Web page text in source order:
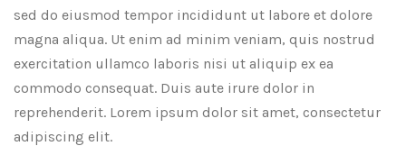
sed do eiusmod tempor incididunt ut labore et dolore
magna aliqua. Ut enim ad minim veniam, quis nostrud
exercitation ullamco laboris nisi ut aliquip ex ea
commodo consequat. Duis aute irure dolor in
reprehenderit. Lorem ipsum dolor sit amet, consectetur
adipiscing elit.